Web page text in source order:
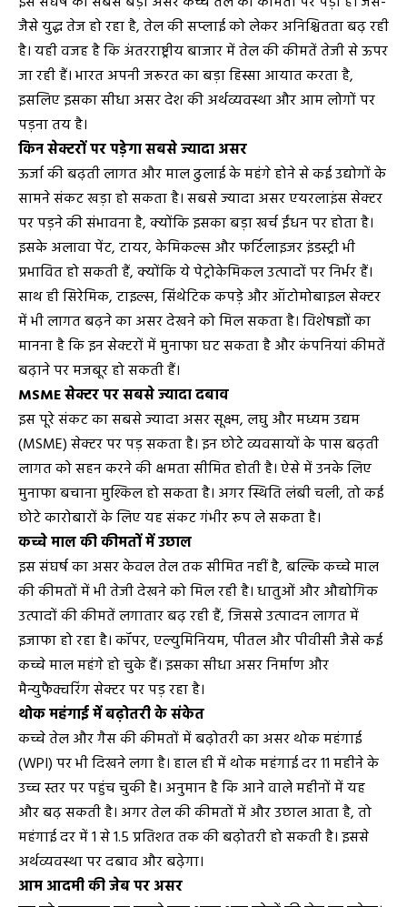
जैसे युद्ध तेज हो रहा है, तेल की सप्लाई को लेकर अनिश्चितता बढ़ रही
है। यही वजह है कि अंतरराष्ट्रीय बाजार में तेल की कीमतें तेजी से ऊपर
जा रही हैं। भारत अपनी जरूरत का बड़ा हिस्सा आयात करता है,
इसलिए इसका सीधा असर देश की अर्थव्यवस्था और आम लोगों पर
पड़ना तय है।
किन सेक्टरों पर पड़ेगा सबसे ज्यादा असर
ऊर्जा की बढ़ती लागत और माल ढुलाई के महंगे होने से कई उद्योगों के
सामने संकट खड़ा हो सकता है। सबसे ज्यादा असर एयरलाइंस सेक्टर
पर पड़ने की संभावना है, क्योंकि इसका बड़ा खर्च ईंधन पर होता है।
इसके अलावा पेंट, टायर, केमिकल्स और फर्टिलाइजर इंडस्ट्री भी
प्रभावित हो सकती हैं, क्योंकि ये पेट्रोकेमिकल उत्पादों पर निर्भर हैं।
साथ ही सिरेमिक, टाइल्स, सिंथेटिक कपड़े और ऑटोमोबाइल सेक्टर
में भी लागत बढ़ने का असर देखने को मिल सकता है। विशेषज्ञों का
मानना है कि इन सेक्टरों में मुनाफा घट सकता है और कंपनियां कीमतें
बढ़ाने पर मजबूर हो सकती हैं।
MSME सेक्टर पर सबसे ज्यादा दबाव
इस पूरे संकट का सबसे ज्यादा असर सूक्ष्म, लघु और मध्यम उद्यम
(MSME) सेक्टर पर पड़ सकता है। इन छोटे व्यवसायों के पास बढ़ती
लागत को सहन करने की क्षमता सीमित होती है। ऐसे में उनके लिए
मुनाफा बचाना मुश्किल हो सकता है। अगर स्थिति लंबी चली, तो कई
छोटे कारोबारों के लिए यह संकट गंभीर रूप ले सकता है।
कच्चे माल की कीमतों में उछाल
इस संघर्ष का असर केवल तेल तक सीमित नहीं है, बल्कि कच्चे माल
की कीमतों में भी तेजी देखने को मिल रही है। धातुओं और औद्योगिक
उत्पादों की कीमतें लगातार बढ़ रही हैं, जिससे उत्पादन लागत में
इजाफा हो रहा है। कॉपर, एल्युमिनियम, पीतल और पीवीसी जैसे कई
कच्चे माल महंगे हो चुके हैं। इसका सीधा असर निर्माण और
मैन्युफैक्चरिंग सेक्टर पर पड़ रहा है।
थोक महंगाई में बढ़ोतरी के संकेत
कच्चे तेल और गैस की कीमतों में बढ़ोतरी का असर थोक महंगाई
(WPI) पर भी दिखने लगा है। हाल ही में थोक महंगाई दर 11 महीने के
उच्च स्तर पर पहुंच चुकी है। अनुमान है कि आने वाले महीनों में यह
और बढ़ सकती है। अगर तेल की कीमतों में और उछाल आता है, तो
महंगाई दर में 1 से 1.5 प्रतिशत तक की बढ़ोतरी हो सकती है। इससे
अर्थव्यवस्था पर दबाव और बढ़ेगा।
आम आदमी की जेब पर असर